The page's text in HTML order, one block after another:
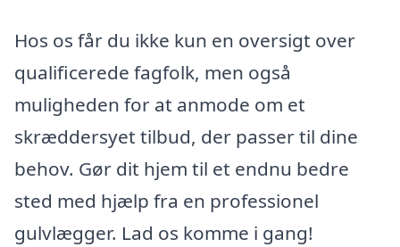
Hos os får du ikke kun en oversigt over
qualificerede fagfolk, men også
muligheden for at anmode om et
skræddersyet tilbud, der passer til dine
behov. Gør dit hjem til et endnu bedre
sted med hjælp fra en professionel
gulvlægger. Lad os komme i gang!